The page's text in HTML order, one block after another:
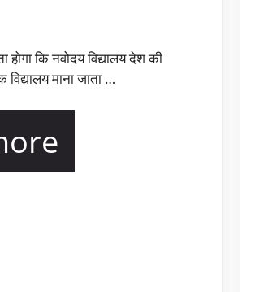
कि नवोदय विद्यालय देश की
विद्यालय माना जाता …